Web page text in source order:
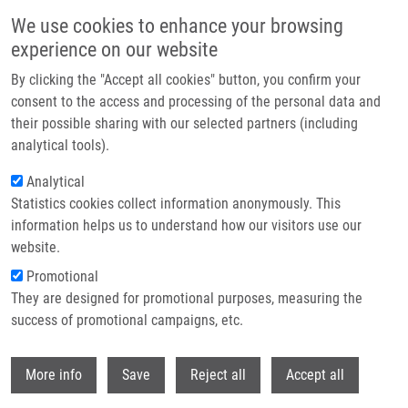
We use cookies to enhance your browsing
experience on our website
By clicking the "Accept all cookies" button, you confirm your
consent to the access and processing of the personal data and
their possible sharing with our selected partners (including
analytical tools).
Analytical
Statistics cookies collect information anonymously. This
information helps us to understand how our visitors use our
website.
Promotional
They are designed for promotional purposes, measuring the
success of promotional campaigns, etc.
More info Save Reject all Accept all
Header image
Drobečková navigace
Domů Staff
Staff
Contacts menu